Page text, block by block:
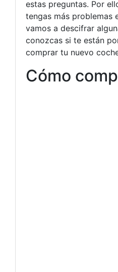
estas preguntas. Por
tengas más problemas
vamos a descifrar
conozcas si te están
comprar tu nuevo
Cómo